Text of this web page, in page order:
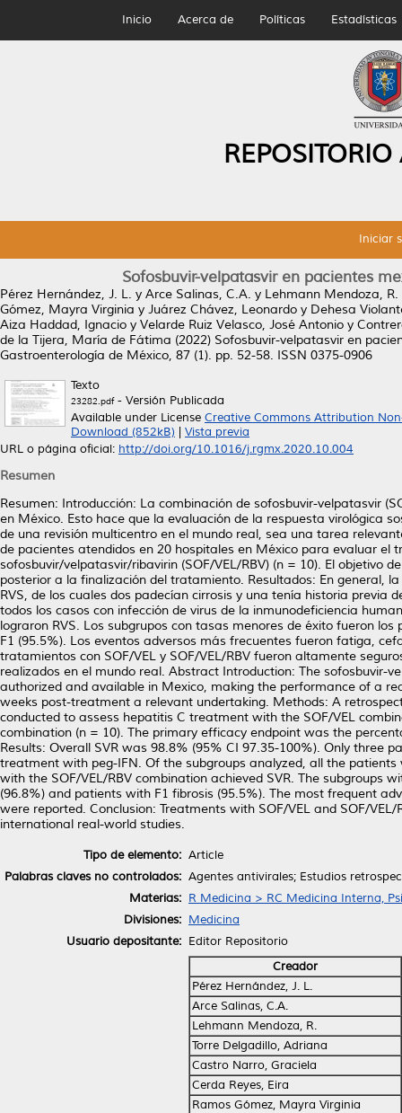
Inicio Acerca de Políticas Estadísticas
Iniciar
Sofosbuvir-velpatasvir en pacientes
Pérez Hernández, J. L. y Arce Salinas, C.A. y Lehmann Mendoza, R.
Gómez, Mayra Virginia y Juárez Chávez, Leonardo y Dehesa
Aiza Haddad, Ignacio y Velarde Ruiz Velasco, José Antonio y
de la Tijera, María de Fátima (2022) Sofosbuvir-velpatasvir en
Gastroenterología de México, 87 (1). pp. 52-58. ISSN 0375-0906
Texto
23282.pdf- Versión Publicada
Available under License Creative Commons Attribution
Download (852kB)
Vista previa
URL o página oficial: http://doi.org/10.1016/j.rgmx.2020.10.004
Resumen
Resumen: Introducción: La combinación de sofosbuvir-velpatasvir
en México. Esto hace que la evaluación de la respuesta virológica
de una revisión multicentro en el mundo real, sea una tarea
de pacientes atendidos en 20 hospitales en México para evaluar el
sofosbuvir/velpatasvir/ribavirin (SOF/VEL/RBV) (n = 10). El objetivo
posterior a la finalización del tratamiento. Resultados: En general,
RVS, de los cuales dos padecían cirrosis y una tenía historia
todos los casos con infección de virus de la inmunodeficiencia
lograron RVS. Los subgrupos con tasas menores de éxito fueron
F1 (95.5%). Los eventos adversos más frecuentes fueron fatiga,
tratamientos con SOF/VEL y SOF/VEL/RBV fueron altamente
realizados en el mundo real. Abstract Introduction: The sofosbuvir-
authorized and available in Mexico, making the performance of a
weeks post-treatment a relevant undertaking. Methods: A
conducted to assess hepatitis C treatment with the SOF/VEL
combination (n = 10). The primary efficacy endpoint was the
Results: Overall SVR was 98.8% (95% CI 97.35-100%). Only three
treatment with peg-IFN. Of the subgroups analyzed, all the
with the SOF/VEL/RBV combination achieved SVR. The
(96.8%) and patients with F1 fibrosis (95.5%). The most frequent
were reported. Conclusion: Treatments with SOF/VEL and SOF/
international real-world studies.
Tipo de elemento: Article
Palabras claves no controlados: Agentes antivirales; Estudios
Materias: R Medicina > RC Medicina Interna,
Divisiones: Medicina
Usuario depositante: Editor Repositorio
Creador
Pérez Hernández, J. L.
Arce Salinas, C.A.
Lehmann Mendoza, R.
Torre Delgadillo, Adriana
Castro Narro, Graciela
Cerda Reyes, Eira
Ramos Gómez, Mayra Virginia